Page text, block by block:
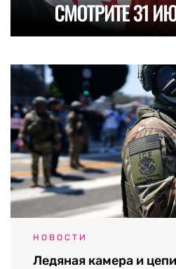
НОВОСТИ
Ледяная камера и